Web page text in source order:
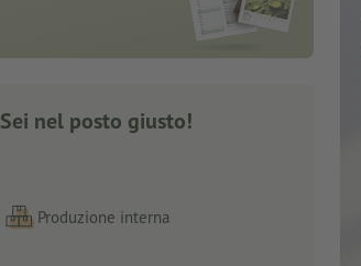
Sei nel posto giusto!
Produzione interna